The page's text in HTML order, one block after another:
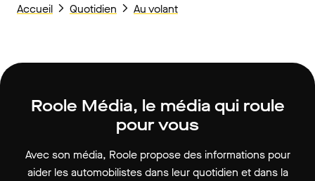
Accueil Quotidien Au volant
Roole Média, le média qui roule
pour vous
Avec son média, Roole propose des informations pour
aider les automobilistes dans leur quotidien et dans la